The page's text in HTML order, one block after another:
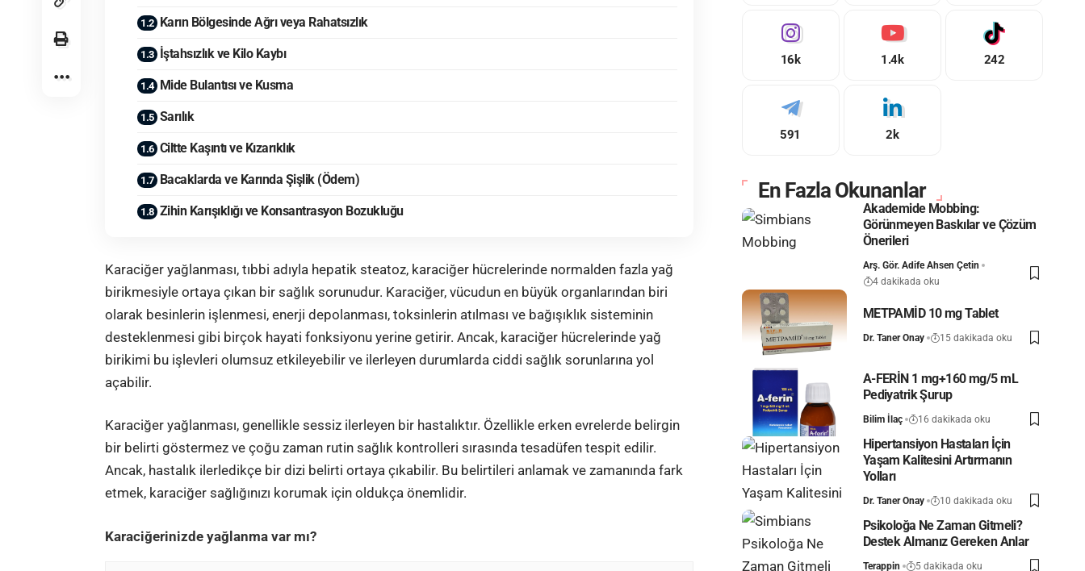
Karın Bölgesinde Ağrı veya Rahatsızlık
İştahsızlık ve Kilo Kaybı
Mide Bulantısı ve Kusma
Sarılık
Ciltte Kaşıntı ve Kızarıklık
Bacaklarda ve Karında Şişlik (Ödem)
Zihin Karışıklığı ve Konsantrasyon Bozukluğu
Karaciğer yağlanması, tıbbi adıyla hepatik steatoz, karaciğer hücrelerinde normalden fazla yağ
birikmesiyle ortaya çıkan bir sağlık sorunudur. Karaciğer, vücudun en büyük organlarından biri
olarak besinlerin işlenmesi, enerji depolanması, toksinlerin atılması ve bağışıklık sisteminin
desteklenmesi gibi birçok hayati fonksiyonu yerine getirir. Ancak, karaciğer hücrelerinde yağ
birikimi bu işlevleri olumsuz etkileyebilir ve ilerleyen durumlarda ciddi sağlık sorunlarına yol
açabilir.
Karaciğer yağlanması, genellikle sessiz ilerleyen bir hastalıktır. Özellikle erken evrelerde belirgin
bir belirti göstermez ve çoğu zaman rutin sağlık kontrolleri sırasında tesadüfen tespit edilir.
Ancak, hastalık ilerledikçe bir dizi belirti ortaya çıkabilir. Bu belirtileri anlamak ve zamanında fark
etmek, karaciğer sağlığınızı korumak için oldukça önemlidir.
Karaciğerinizde yağlanma var mı?
16k 1.4k 242
591 2k
En Fazla Okunanlar
Akademide Mobbing:
Görünmeyen Baskılar ve Çözüm
Önerileri
Arş. Gör. Adife Ahsen Çetin
4 dakikada oku
METPAMİD 10 mg Tablet
Dr. Taner Onay 15 dakikada oku
A-FERİN 1 mg+160 mg/5 mL
Pediyatrik Şurup
Bilim İlaç 16 dakikada oku
Hipertansiyon Hastaları İçin
Yaşam Kalitesini Artırmanın
Yolları
Dr. Taner Onay 10 dakikada oku
Psikoloğa Ne Zaman Gitmeli?
Destek Almanız Gereken Anlar
Terappin 5 dakikada oku